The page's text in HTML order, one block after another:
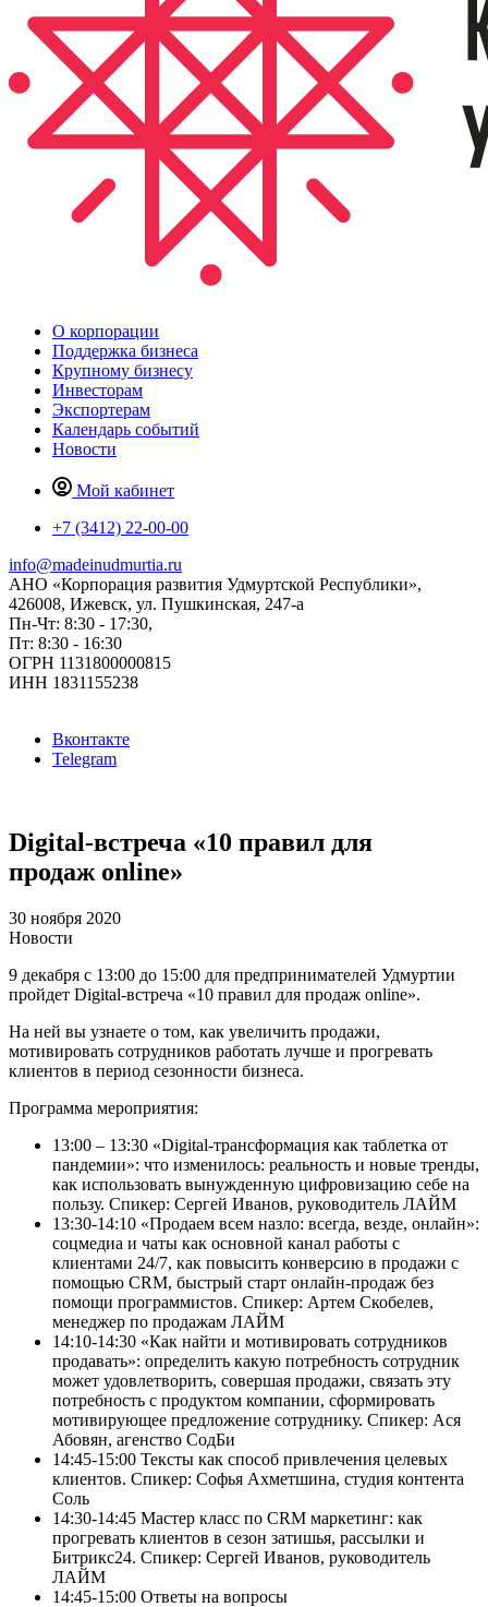
О корпорации
Поддержка бизнеса
Крупному бизнесу
Инвесторам
Экспортерам
Календарь событий
Новости
Мой кабинет
+7 (3412) 22-00-00
info@madeinudmurtia.ru
АНО «Корпорация развития Удмуртской Республики»,
426008, Ижевск, ул. Пушкинская, 247-а
Пн-Чт: 8:30 - 17:30,
Пт: 8:30 - 16:30
ОГРН 1131800000815
ИНН 1831155238
Вконтакте
Telegram
Digital-встреча «10 правил для
продаж online»
30 ноября 2020
Новости
9 декабря с 13:00 до 15:00 для предпринимателей Удмуртии
пройдет Digital-встреча «10 правил для продаж online».
На ней вы узнаете о том, как увеличить продажи,
мотивировать сотрудников работать лучше и прогревать
клиентов в период сезонности бизнеса.
Программа мероприятия:
13:00 – 13:30 «Digital-трансформация как таблетка от
пандемии»: что изменилось: реальность и новые тренды,
как использовать вынужденную цифровизацию себе на
пользу. Спикер: Сергей Иванов, руководитель ЛАЙМ
13:30-14:10 «Продаем всем назло: всегда, везде, онлайн»:
соцмедиа и чаты как основной канал работы с
клиентами 24/7, как повысить конверсию в продажи с
помощью CRM, быстрый старт онлайн-продаж без
помощи программистов. Спикер: Артем Скобелев,
менеджер по продажам ЛАЙМ
14:10-14:30 «Как найти и мотивировать сотрудников
продавать»: определить какую потребность сотрудник
может удовлетворить, совершая продажи, связать эту
потребность с продуктом компании, сформировать
мотивирующее предложение сотруднику. Спикер: Ася
Абовян, агенство СодБи
14:45-15:00 Тексты как способ привлечения целевых
клиентов. Спикер: Софья Ахметшина, студия контента
Соль
14:30-14:45 Мастер класс по CRM маркетинг: как
прогревать клиентов в сезон затишья, рассылки и
Битрикс24. Спикер: Сергей Иванов, руководитель
ЛАЙМ
14:45-15:00 Ответы на вопросы